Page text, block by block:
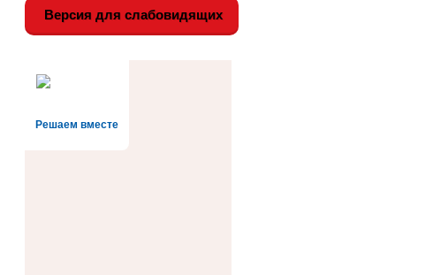
Версия для слабовидящих
Решаем вместе